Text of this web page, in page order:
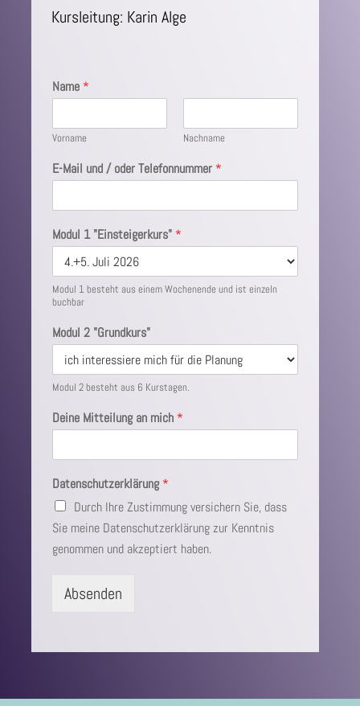
Kursleitung: Karin Alge
Name *
Vorname Nachname
E-Mail und / oder Telefonnummer *
Modul 1 "Einsteigerkurs" *
Modul 1 besteht aus einem Wochenende und ist einzeln
buchbar
Modul 2 "Grundkurs"
Modul 2 besteht aus 6 Kurstagen.
Deine Mitteilung an mich *
Datenschutzerklärung *
Durch Ihre Zustimmung versichern Sie, dass
Sie meine Datenschutzerklärung zur Kenntnis
genommen und akzeptiert haben.
Absenden